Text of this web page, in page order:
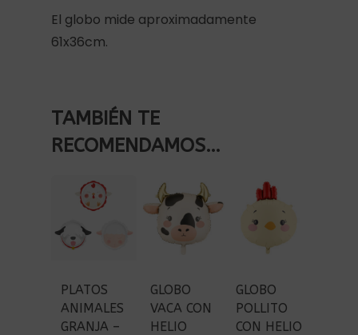
El globo mide aproximadamente
61x36cm.
TAMBIÉN TE
RECOMENDAMOS…
PLATOS
ANIMALES
GRANJA –
GLOBO
VACA CON
HELIO
GLOBO
POLLITO
CON HELIO